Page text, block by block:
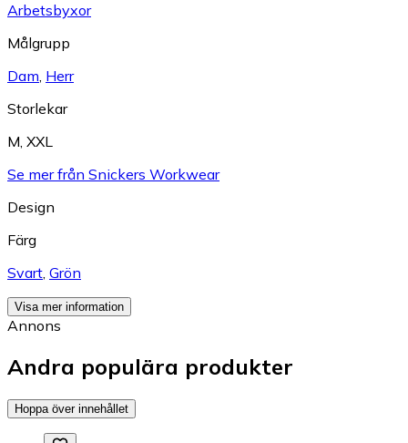
Arbetsbyxor
Målgrupp
Dam, Herr
Storlekar
M, XXL
Se mer från Snickers Workwear
Design
Färg
Svart, Grön
Visa mer information
Annons
Andra populära produkter
Hoppa över innehållet